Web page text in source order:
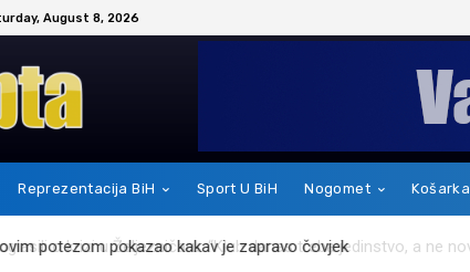
August 8, 2026
Reprezentacija BiH Sport U BiH Nogomet Košarka
potezom pokazao kakav je zapravo čovjek